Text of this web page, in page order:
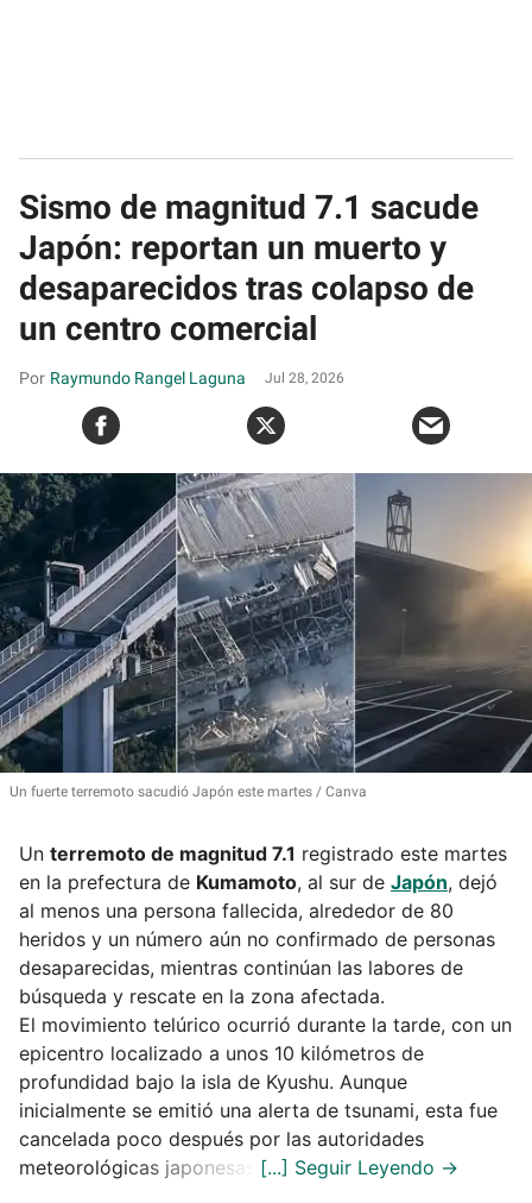
Sismo de magnitud 7.1 sacude
Japón: reportan un muerto y
desaparecidos tras colapso de
un centro comercial
Raymundo Rangel Laguna Jul 28, 2026
Un fuerte terremoto sacudió Japón este martes Canva
Un terremoto de magnitud 7.1 registrado este martes
en la prefectura de Kumamoto, al sur de Japón, dejó
al menos una persona fallecida, alrededor de 80
heridos y un número aún no confirmado de personas
desaparecidas, mientras continúan las labores de
búsqueda y rescate en la zona afectada.
El movimiento telúrico ocurrió durante la tarde, con un
epicentro localizado a unos 10 kilómetros de
profundidad bajo la isla de Kyushu. Aunque
inicialmente se emitió una alerta de tsunami, esta fue
cancelada poco después por las autoridades
meteorológicas japonesas.